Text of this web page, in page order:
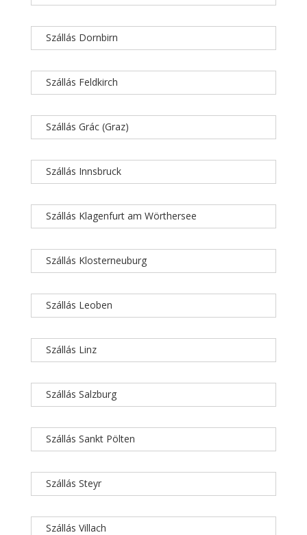
Szállás Dornbirn
Szállás Feldkirch
Szállás Grác (Graz)
Szállás Innsbruck
Szállás Klagenfurt am Wörthersee
Szállás Klosterneuburg
Szállás Leoben
Szállás Linz
Szállás Salzburg
Szállás Sankt Pölten
Szállás Steyr
Szállás Villach